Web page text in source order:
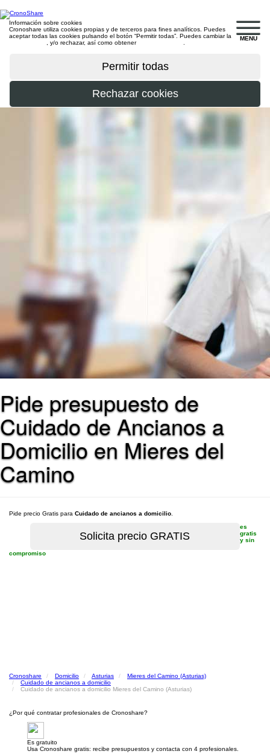
MENU
Información sobre cookies
Cronoshare utiliza cookies propias y de terceros para fines analíticos. Puedes
aceptar todas las cookies pulsando el botón “Permitir todas”. Puedes cambiar la
, y/o rechazar, así como obtener
Pide presupuesto de
Cuidado de Ancianos a
Domicilio en Mieres del
Camino
Pide precio Gratis para Cuidado de ancianos a domicilio
es
gratis
y sin
compromiso
Cronoshare Domicilio Asturias
Mieres del Camino (Asturias)
Cuidado de ancianos a domicilio
Cuidado de ancianos a domicilio Mieres del Camino (Asturias)
¿Por qué contratar profesionales de Cronoshare?
Es gratuito
Usa Cronoshare gratis: recibe presupuestos y contacta con 4 profesionales.